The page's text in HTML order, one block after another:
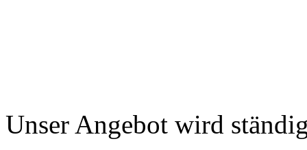
Unser Angebot wird